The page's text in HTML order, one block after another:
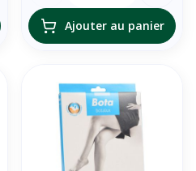
Ajouter au panier